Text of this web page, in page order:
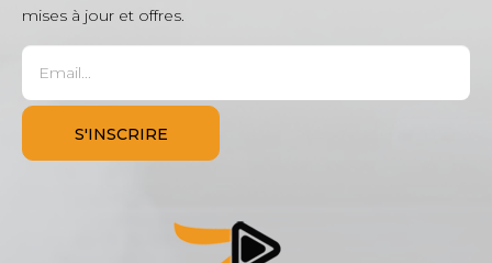
mises à jour et offres.